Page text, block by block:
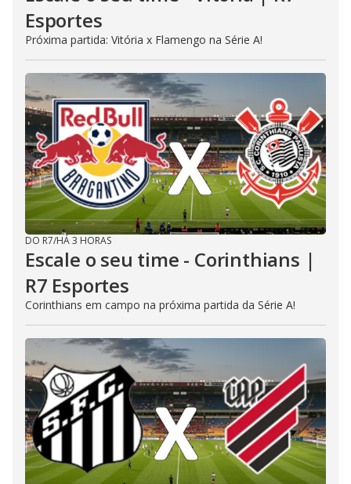
Esportes
Próxima partida: Vitória x Flamengo na Série A!
DO R7/HÁ 3 HORAS
Escale o seu time - Corinthians |
R7 Esportes
Corinthians em campo na próxima partida da Série A!